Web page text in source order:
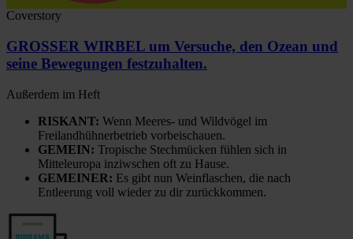
Coverstory
GROSSER WIRBEL um Versuche, den Ozean und
seine Bewegungen festzuhalten.
Außerdem im Heft
RISKANT: Wenn Meeres- und Wildvögel im
Freilandhühnerbetrieb vorbeischauen.
GEMEIN: Tropische Stechmücken fühlen sich in
Mitteleuropa inziwschen oft zu Hause.
GEMEINER: Es gibt nun Weinflaschen, die nach
Entleerung voll wieder zu dir zurückkommen.